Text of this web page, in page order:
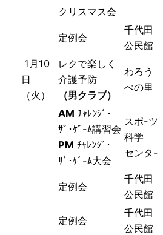
クリスマス会
定例会
千代田
公民館
1月10
日
（火）
レクで楽しく
介護予防
（男クラブ）
わろう
べの里
AM ﾁｬﾚﾝｼﾞ･
ｻﾞ･ｹﾞ-ﾑ講習会
PM ﾁｬﾚﾝｼﾞ･
ｻﾞ･ｹﾞ-ﾑ大会
スポ-ツ
科学
センタ-
定例会
千代田
公民館
定例会
千代田
公民館